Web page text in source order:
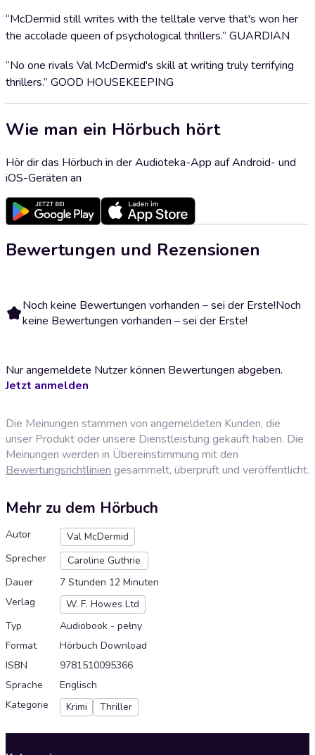
“McDermid still writes with the telltale verve that's won her
the accolade queen of psychological thrillers.” GUARDIAN
“No one rivals Val McDermid's skill at writing truly terrifying
thrillers.” GOOD HOUSEKEEPING
Wie man ein Hörbuch hört
Hör dir das Hörbuch in der Audioteka-App auf Android- und
iOS-Geräten an
Bewertungen und Rezensionen
Noch keine Bewertungen vorhanden – sei der Erste!Noch
keine Bewertungen vorhanden – sei der Erste!
Nur angemeldete Nutzer können Bewertungen abgeben.
Jetzt anmelden
Die Meinungen stammen von angemeldeten Kunden, die
unser Produkt oder unsere Dienstleistung gekauft haben. Die
Meinungen werden in Übereinstimmung mit den
Bewertungsrichtlinien gesammelt, überprüft und veröffentlicht.
Mehr zu dem Hörbuch
Autor
Val McDermid
Sprecher
Caroline Guthrie
Dauer
7 Stunden 12 Minuten
Verlag
W. F. Howes Ltd
Typ
Audiobook - pełny
Format
Hörbuch Download
ISBN
9781510095366
Sprache
Englisch
Kategorie
Krimi Thriller